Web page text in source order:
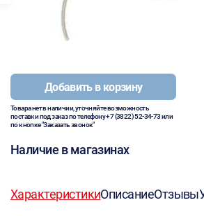
Добавить в корзину
Товара нет в наличии, уточняйте возможность
поставки под заказ по телефону+7 (3822) 52-34-73или
по кнопке "Заказать звонок"
Наличие в магазинах
ХарактеристикиОписаниеОтзывы